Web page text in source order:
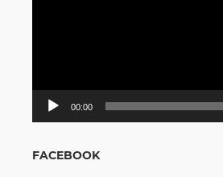
00:00
FACEBOOK